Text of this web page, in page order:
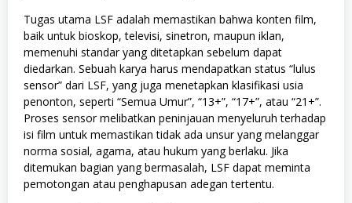
Tugas utama LSF adalah memastikan bahwa konten film,
baik untuk bioskop, televisi, sinetron, maupun iklan,
memenuhi standar yang ditetapkan sebelum dapat
diedarkan. Sebuah karya harus mendapatkan status “lulus
sensor” dari LSF, yang juga menetapkan klasifikasi usia
penonton, seperti “Semua Umur”, “13+”, “17+”, atau “21+”.
Proses sensor melibatkan peninjauan menyeluruh terhadap
isi film untuk memastikan tidak ada unsur yang melanggar
norma sosial, agama, atau hukum yang berlaku. Jika
ditemukan bagian yang bermasalah, LSF dapat meminta
pemotongan atau penghapusan adegan tertentu.